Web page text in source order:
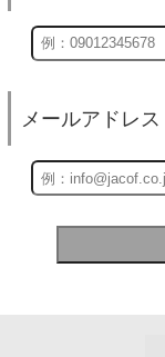
メールアドレス